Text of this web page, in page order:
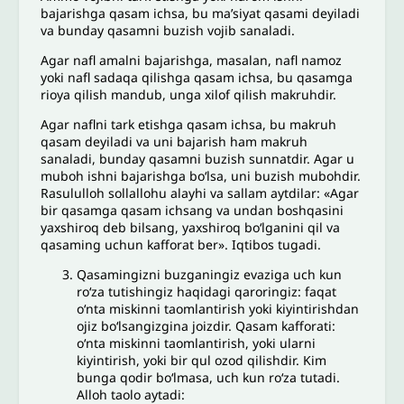
bajarishga qasam ichsa, bu ma’siyat qasami deyiladi
va bunday qasamni buzish vojib sanaladi.
Agar nafl amalni bajarishga, masalan, nafl namoz
yoki nafl sadaqa qilishga qasam ichsa, bu qasamga
rioya qilish mandub, unga xilof qilish makruhdir.
Agar naflni tark etishga qasam ichsa, bu makruh
qasam deyiladi va uni bajarish ham makruh
sanaladi, bunday qasamni buzish sunnatdir. Agar u
muboh ishni bajarishga bo‘lsa, uni buzish mubohdir.
Rasululloh sollallohu alayhi va sallam aytdilar: «Agar
bir qasamga qasam ichsang va undan boshqasini
yaxshiroq deb bilsang, yaxshiroq bo‘lganini qil va
qasaming uchun kafforat ber». Iqtibos tugadi.
Qasamingizni buzganingiz evaziga uch kun
ro‘za tutishingiz haqidagi qaroringiz: faqat
o‘nta miskinni taomlantirish yoki kiyintirishdan
ojiz bo‘lsangizgina joizdir. Qasam kafforati:
o‘nta miskinni taomlantirish, yoki ularni
kiyintirish, yoki bir qul ozod qilishdir. Kim
bunga qodir boʻlmasa, uch kun ro‘za tutadi.
Alloh taolo aytadi: